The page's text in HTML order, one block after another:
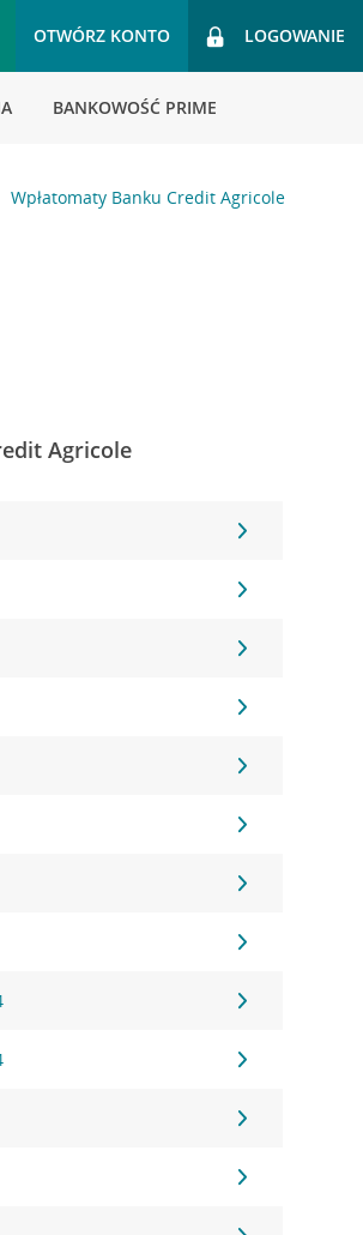
OTWÓRZ KONTO LOGOWANIE
BANKOWOŚĆ PRIME
Wpłatomaty Banku Credit Agricole
Agricole